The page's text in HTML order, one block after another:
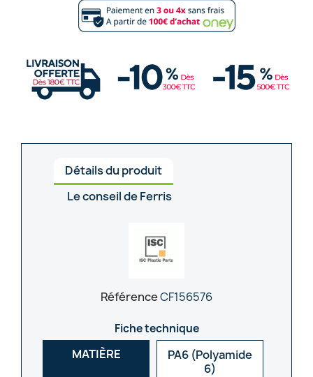
Détails du produit
Le conseil de Ferris
RéférenceCF156576
Fiche technique
MATIÈRE
PA6 (Polyamide
6)